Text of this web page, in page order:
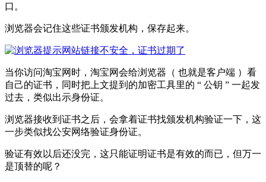
口。
浏览器会记住这些证书颁发机构，保存起来。
当你访问淘宝网时，淘宝网会给浏览器（ 也就是客户端 ）看
自己的证书，同时把上文提到的加密工具里的 “ 公钥 ” 一起发
过去，类似出示身份证。
浏览器接收到证书之后，会拿着证书找颁发机构验证一下，这
一步类似找公安网络验证身份证。
验证有效以后还没完，这只能证明证书是有效的而已，但万一
是顶替的呢？